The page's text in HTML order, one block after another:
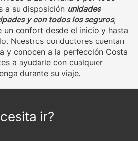
a su disposición unidades
y con todos los seguros,
un confort desde el inicio y hasta
Nuestros conductores cuentan
y conocen a la perfección Costa
a ayudarle con cualquier
durante su viaje.
ir?